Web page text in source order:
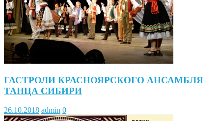
ГАСТРОЛИ КРАСНОЯРСКОГО АНСАМБЛЯ
ТАНЦА СИБИРИ
26.10.2018 admin 0